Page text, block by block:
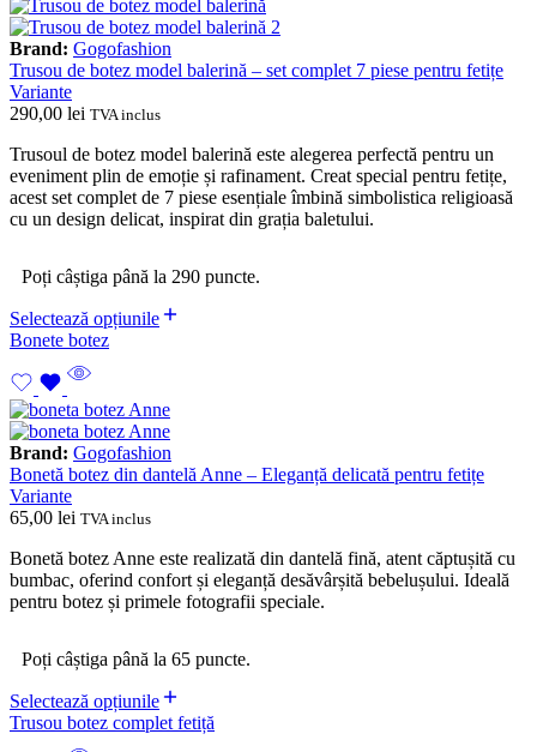
Brand: Gogofashion
Trusou de botez model balerină – set complet 7 piese pentru fetițe
Variante
290,00 lei TVA inclus
Trusoul de botez model balerină este alegerea perfectă pentru un
eveniment plin de emoție și rafinament. Creat special pentru fetițe,
acest set complet de 7 piese esențiale îmbină simbolistica religioasă
cu un design delicat, inspirat din grația baletului.
Poți câștiga până la 290 puncte.
Selectează opțiunile
Bonete botez
Brand: Gogofashion
Bonetă botez din dantelă Anne – Eleganță delicată pentru fetițe
Variante
65,00 lei TVA inclus
Bonetă botez Anne este realizată din dantelă fină, atent căptușită cu
bumbac, oferind confort și eleganță desăvârșită bebelușului. Ideală
pentru botez și primele fotografii speciale.
Poți câștiga până la 65 puncte.
Selectează opțiunile
Trusou botez complet fetiță